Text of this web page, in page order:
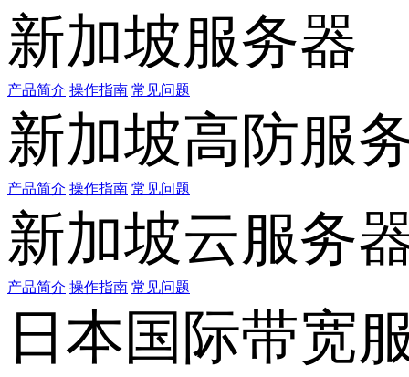
新加坡服务器
产品简介 操作指南 常见问题
新加坡高防服
产品简介 操作指南 常见问题
新加坡云服务
产品简介 操作指南 常见问题
日本国际带宽